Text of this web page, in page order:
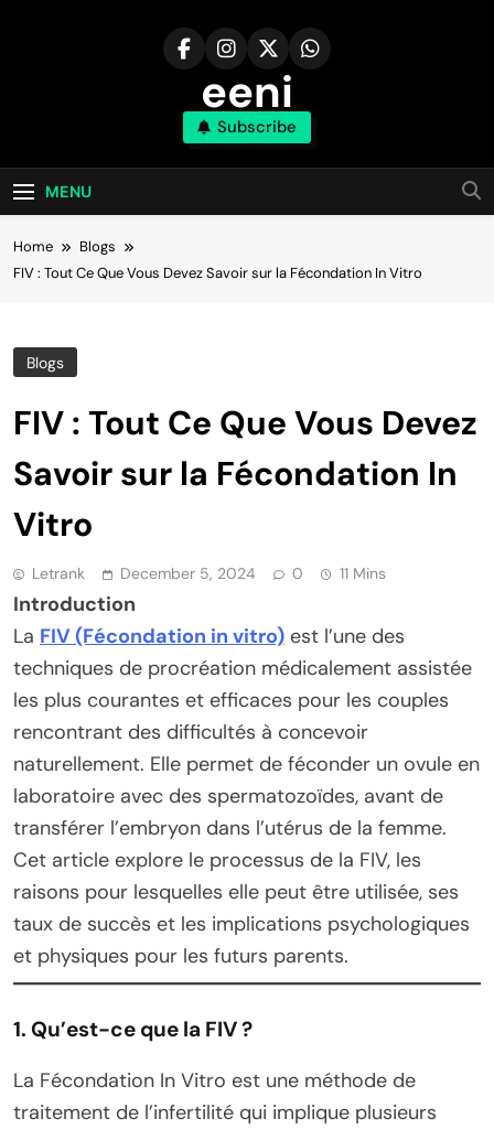
eeni
Subscribe
MENU
Home
Blogs
FIV : Tout Ce Que Vous Devez Savoir sur la Fécondation In Vitro
Blogs
FIV : Tout Ce Que Vous Devez
Savoir sur la Fécondation In
Vitro
Letrank December 5, 2024 0 11 Mins
Introduction
La FIV (Fécondation in vitro) est l’une des
techniques de procréation médicalement assistée
les plus courantes et efficaces pour les couples
rencontrant des difficultés à concevoir
naturellement. Elle permet de féconder un ovule en
laboratoire avec des spermatozoïdes, avant de
transférer l’embryon dans l’utérus de la femme.
Cet article explore le processus de la FIV, les
raisons pour lesquelles elle peut être utilisée, ses
taux de succès et les implications psychologiques
et physiques pour les futurs parents.
1. Qu’est-ce que la FIV ?
La Fécondation In Vitro est une méthode de
traitement de l’infertilité qui implique plusieurs